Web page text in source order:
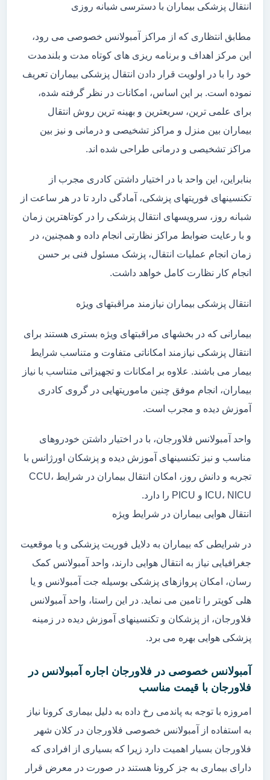
انتقال پزشکی بیماران با دسترسی شبانه روزی
مطابق انتظاری که از مراکز آمبولانس خصوصی می رود،
این مرکز اهداف و برنامه ریزی های کوتاه مدت و بلندمدت
خود را با در اولویت قرار دادن انتقال پزشکی بیماران تعریف
نموده است. بر این اساس، امکانات در نظر گرفته شده،
برای علمی ترین، سریعترین و بهینه ترین روش انتقال
بیماران بین منزل و مراکز تشخیصی و درمانی و نیز بین
مراکز تشخیصی و درمانی طراحی شده اند.
بنابراین، این واحد با در اختیار داشتن کادری مجرب از
تکنسینهای فوریتهای پزشکی، آمادگی دارد تا در هر ساعت از
شبانه روز، سرویسهای انتقال پزشکی را در کوتاهترین زمان
و با رعایت ضوابط مراکز نظارتی انجام داده و همچنین، در
زمان انجام عملیات انتقال، پزشک مسئول فنی بر حسن
انجام کار نظارت کامل خواهد داشت.
انتقال پزشکی بیماران نیازمند مراقبتهای ویژه
بیمارانی که در بخشهای مراقبتهای ویژه بستری هستند برای
انتقال پزشکی نیازمند امکاناتی متفاوت و متناسب شرایط
بیمار می باشند. علاوه بر امکانات و تجهیزاتی متناسب با نیاز
بیماران، انجام موفق چنین ماموریتهایی در گروی کادری
آموزش دیده و مجرب است.
واحد آمبولانس فلاورجان، با در اختیار داشتن خودروهای
مناسب و نیز تکنسینهای آموزش دیده و پزشکان اورژانس با
تجربه و دانش روز، امکان انتقال بیماران در شرایط CCU،
ICU، NICU و PICU را دارد.
انتقال هوایی بیماران در شرایط ویژه
در شرایطی که بیماران به دلایل فوریت پزشکی و یا موقعیت
جغرافیایی نیاز به انتقال هوایی دارند، واحد آمبولانس کمک
رسان، امکان پروازهای پزشکی بوسیله جت آمبولانس و یا
هلی کوپتر را تامین می نماید. در این راستا، واحد آمبولانس
فلاورجان، از پزشکان و تکنسینهای آموزش دیده در زمینه
پزشکی هوایی بهره می برد.
آمبولانس خصوصی در فلاورجان اجاره آمبولانس در
فلاورجان با قیمت مناسب
امروزه با توجه به پاندمی رخ داده به دلیل بیماری کرونا نیاز
به استفاده از آمبولانس خصوصی فلاورجان در کلان شهر
فلاورجان بسیار اهمیت دارد زیرا که بسیاری از افرادی که
دارای بیماری به جز کرونا هستند در صورت در معرض قرار